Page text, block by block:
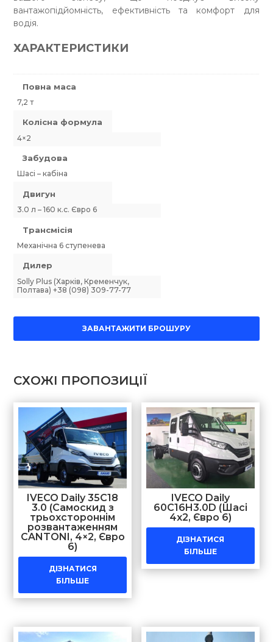
вантажопідйомність, ефективність та комфорт для
водія.
ХАРАКТЕРИСТИКИ
Повна маса
7,2 т
Колісна формула
4×2
Забудова
Шасі – кабіна
Двигун
3.0 л – 160 к.с. Євро 6
Трансмісія
Механічна 6 ступенева
Дилер
Solly Plus (Харків, Кременчук,
Полтава) +38 (098) 309-77-77
ЗАВАНТАЖИТИ БРОШУРУ
СХОЖІ ПРОПОЗИЦІЇ
IVECO Daily 35C18
3.0 (Самоскид з
трьохстороннім
розвантаженням
CANTONI, 4×2, Євро
6)
ДІЗНАТИСЯ
БІЛЬШЕ
IVECO Daily
60C16H3.0D (Шасі
4х2, Євро 6)
ДІЗНАТИСЯ
БІЛЬШЕ